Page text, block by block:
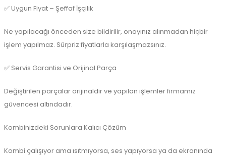
✅ Uygun Fiyat – Şeffaf İşçilik
Ne yapılacağı önceden size bildirilir, onayınız alınmadan hiçbir
işlem yapılmaz. Sürpriz fiyatlarla karşılaşmazsınız.
✅ Servis Garantisi ve Orijinal Parça
Değiştirilen parçalar orijinaldir ve yapılan işlemler firmamız
güvencesi altındadır.
Kombinizdeki Sorunlara Kalıcı Çözüm
Kombi çalışıyor ama ısıtmıyorsa, ses yapıyorsa ya da ekranında